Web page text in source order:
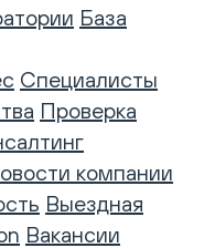
База
Специалисты
Проверка
компании
Выездная
Вакансии